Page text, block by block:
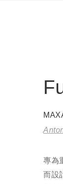
專為
而設